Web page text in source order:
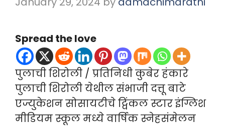
Spread the love
पुलाची शिरोली / प्रतिनिधी कुबेर हंकारे
पुलाची शिरोली येथील संभाजी दत्तू बाटे
एज्युकेशन सोसायटीचे ट्विंकल स्टार इंग्लिश
मीडियम स्कूल मध्ये वार्षिक स्नेहसंमेलन